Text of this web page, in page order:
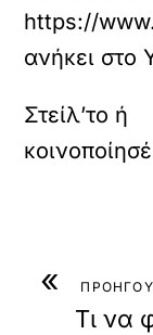
https://
ανήκει στο
«
Τι να